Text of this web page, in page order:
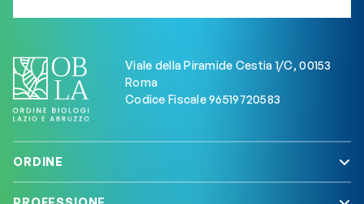
Viale della Piramide Cestia 1/C, 00153
Roma
Codice Fiscale 96519720583
ORDINE